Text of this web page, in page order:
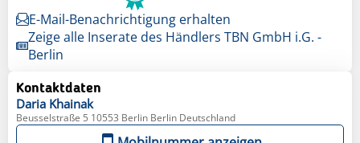
E-Mail-Benachrichtigung erhalten
Zeige alle Inserate des Händlers TBN GmbH i.G. -
Berlin
Kontaktdaten
Daria Khainak
Beusselstraße 5 10553 Berlin Berlin Deutschland